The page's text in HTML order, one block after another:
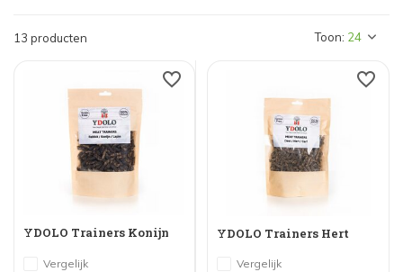
13 producten Toon:
YDOLO Trainers Konijn
Vergelijk
YDOLO Trainers Hert
Vergelijk